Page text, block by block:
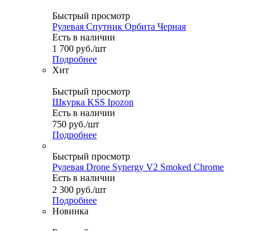
Быстрый просмотр
Рулевая Спутник Орбита Черная
Есть в наличии
1 700 руб./шт
Подробнее
Хит
Быстрый просмотр
Шкурка KSS Ipozon
Есть в наличии
750 руб./шт
Подробнее
Быстрый просмотр
Рулевая Drone Synergy V2 Smoked Chrome
Есть в наличии
2 300 руб./шт
Подробнее
Новинка